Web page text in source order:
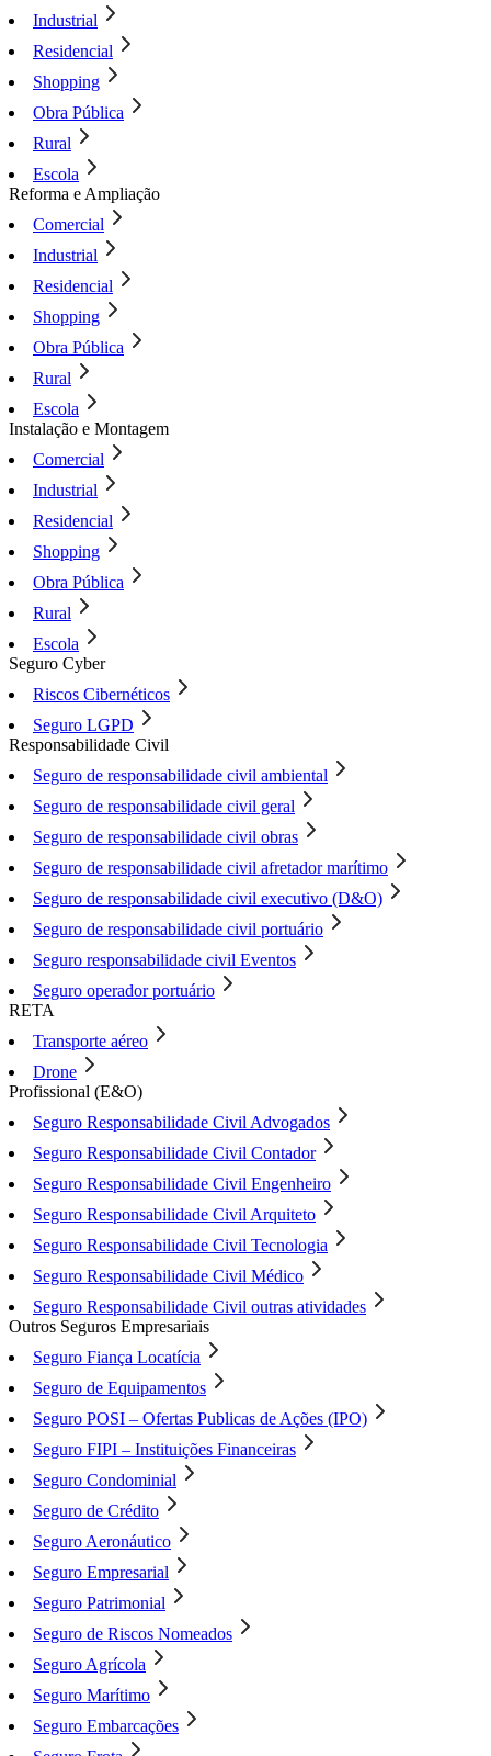
Industrial
Residencial
Shopping
Obra Pública
Rural
Escola
Reforma e Ampliação
Comercial
Industrial
Residencial
Shopping
Obra Pública
Rural
Escola
Instalação e Montagem
Comercial
Industrial
Residencial
Shopping
Obra Pública
Rural
Escola
Seguro Cyber
Riscos Cibernéticos
Seguro LGPD
Responsabilidade Civil
Seguro de responsabilidade civil ambiental
Seguro de responsabilidade civil geral
Seguro de responsabilidade civil obras
Seguro de responsabilidade civil afretador marítimo
Seguro de responsabilidade civil executivo (D&O)
Seguro de responsabilidade civil portuário
Seguro responsabilidade civil Eventos
Seguro operador portuário
RETA
Transporte aéreo
Drone
Profissional (E&O)
Seguro Responsabilidade Civil Advogados
Seguro Responsabilidade Civil Contador
Seguro Responsabilidade Civil Engenheiro
Seguro Responsabilidade Civil Arquiteto
Seguro Responsabilidade Civil Tecnologia
Seguro Responsabilidade Civil Médico
Seguro Responsabilidade Civil outras atividades
Outros Seguros Empresariais
Seguro Fiança Locatícia
Seguro de Equipamentos
Seguro POSI – Ofertas Publicas de Ações (IPO)
Seguro FIPI – Instituições Financeiras
Seguro Condominial
Seguro de Crédito
Seguro Aeronáutico
Seguro Empresarial
Seguro Patrimonial
Seguro de Riscos Nomeados
Seguro Agrícola
Seguro Marítimo
Seguro Embarcações